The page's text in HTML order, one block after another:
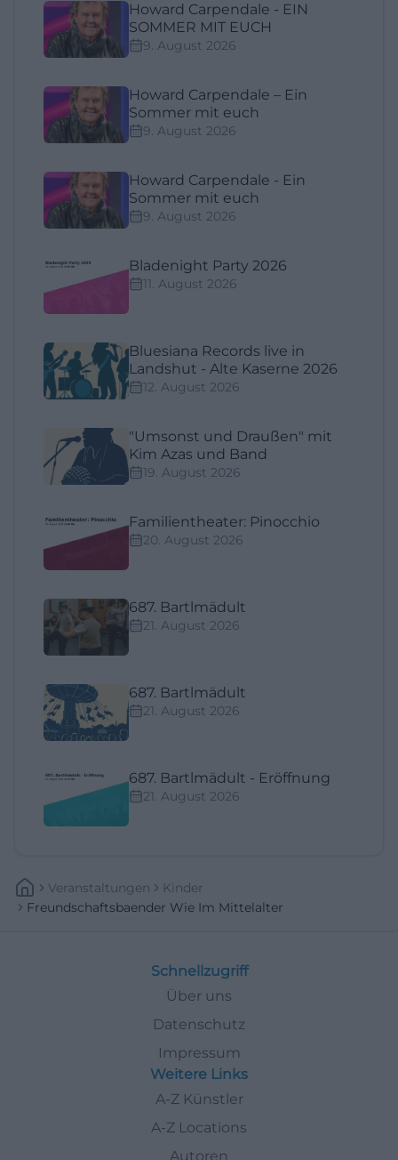
Howard Carpendale - EIN
SOMMER MIT EUCH
9. August 2026
Howard Carpendale – Ein
Sommer mit euch
9. August 2026
Howard Carpendale - Ein
Sommer mit euch
9. August 2026
Bladenight Party 2026
11. August 2026
Bluesiana Records live in
Landshut - Alte Kaserne 2026
12. August 2026
"Umsonst und Draußen" mit
Kim Azas und Band
19. August 2026
Familientheater: Pinocchio
20. August 2026
687. Bartlmädult
21. August 2026
687. Bartlmädult
21. August 2026
687. Bartlmädult - Eröffnung
21. August 2026
Veranstaltungen
Kinder
Freundschaftsbaender Wie Im Mittelalter
Schnellzugriff
Über uns
Datenschutz
Impressum
Weitere Links
A-Z Künstler
A-Z Locations
Autoren